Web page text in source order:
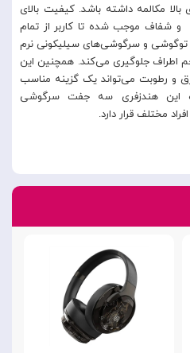
بالا مکالمه داشته باشد. کیفیت بالای
شفاف موجب شده تا کاربر از تمام
و سرگوشی‌های سیلیکونی نرم
اطراف جلوگیری می‌کند. همچنین این
و رطوبت می‌تواند یک گزینه مناسب
این هندزفری سه جفت سرگوشی
مختلف قرار دارد.